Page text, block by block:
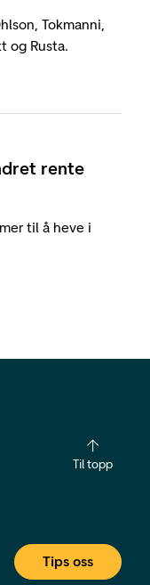
Tokmanni,
og Rusta.
rente
til å heve i
Til topp
Tips oss